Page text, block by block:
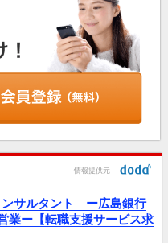
情報提供元
ンサルタント ー広島銀行
業ー【転職支援サービス求